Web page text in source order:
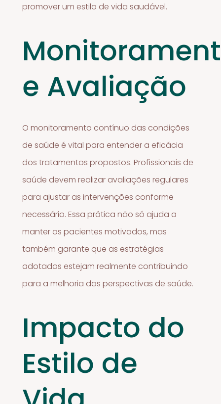
promover um estilo de vida saudável.
e Avaliação
O monitoramento contínuo das condições
de saúde é vital para entender a eficácia
dos tratamentos propostos. Profissionais de
saúde devem realizar avaliações regulares
para ajustar as intervenções conforme
necessário. Essa prática não só ajuda a
manter os pacientes motivados, mas
também garante que as estratégias
adotadas estejam realmente contribuindo
para a melhoria das perspectivas de saúde.
Impacto do
Estilo de